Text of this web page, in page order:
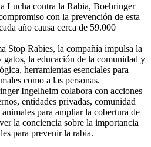
Lucha contra la Rabia, Boehringer
con la prevención de esta
año causa cerca de 59.000
Stop Rabies, la compañía impulsa la
gatos, la educación de la comunidad y
herramientas esenciales para
como a las personas.
Ingelheim colabora con acciones
entidades privadas, comunidad
para ampliar la cobertura de
la conciencia sobre la importancia
para prevenir la rabia.